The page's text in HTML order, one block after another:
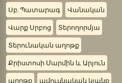
Սբ. Պատարագ Վանական
Վարք Սրբոց Տերողորմյա
Տերունական աղոթք
Քրիստոսի Մարմին և Արյուն
աղոթք ամուսնական կյանք